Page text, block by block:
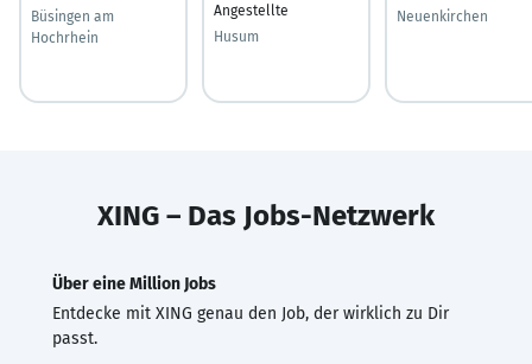
Büsingen am
Hochrhein
Angestellte
Husum
Neuenkirchen
XING – Das Jobs-Netzwerk
Über eine Million Jobs
Entdecke mit XING genau den Job, der wirklich zu Dir
passt.